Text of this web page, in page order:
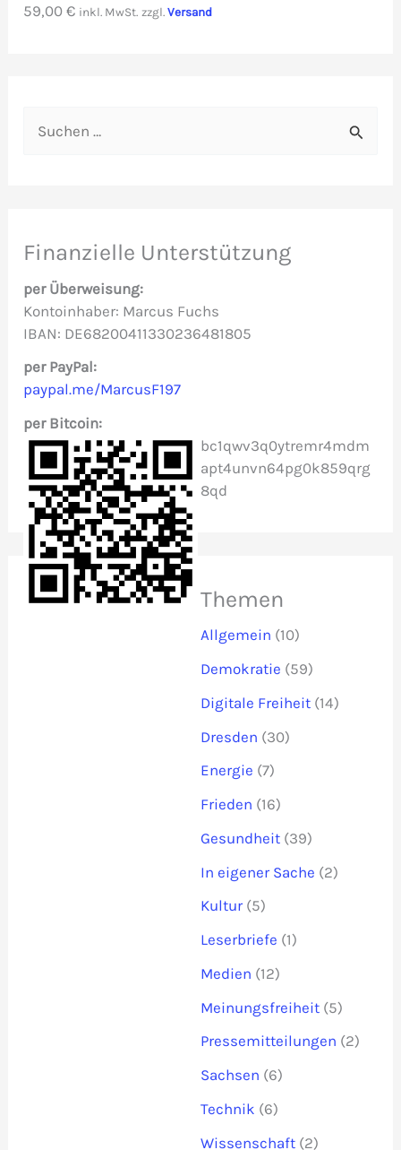
59,00€ inkl. MwSt. zzgl.Versand
e
n
a
c
h
:
Finanzielle Unterstützung
per Überweisung:
Kontoinhaber: Marcus Fuchs
IBAN: DE68200411330236481805
per PayPal:
paypal.me/MarcusF197
per Bitcoin:
bc1qwv3q0ytremr4mdm
apt4unvn64pg0k859qrg
8qd
Themen
Allgemein (10)
Demokratie (59)
Digitale Freiheit (14)
Dresden (30)
Energie (7)
Frieden (16)
Gesundheit (39)
In eigener Sache (2)
Kultur (5)
Leserbriefe (1)
Medien (12)
Meinungsfreiheit (5)
Pressemitteilungen (2)
Sachsen (6)
Technik (6)
Wissenschaft (2)